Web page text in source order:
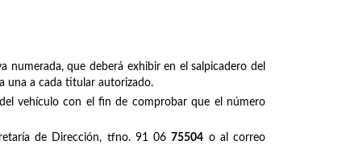
que deberá exhibir en el salpicadero del
una a cada titular autorizado.
vehículo con el fin de comprobar que el número
de Dirección, tfno. 91 06 75504 o al correo